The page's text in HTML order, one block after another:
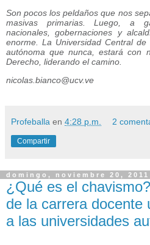
Son pocos los peldaños que nos
masivas primarias. Luego, a
nacionales, gobernaciones y
enorme. La Universidad Central
autónoma que nunca, estará con
Derecho, liderando el camino.
nicolas.bianco@ucv.ve
Profeballa en 4:28 p.m. 2
Compartir
domingo, noviembre 20, 2011
¿Qué es el
de la carrera docente
a las universidades